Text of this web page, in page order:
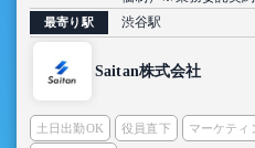
最寄り駅 渋谷駅
Saitan株式会社
土日出勤OK 役員直下 マーケティ